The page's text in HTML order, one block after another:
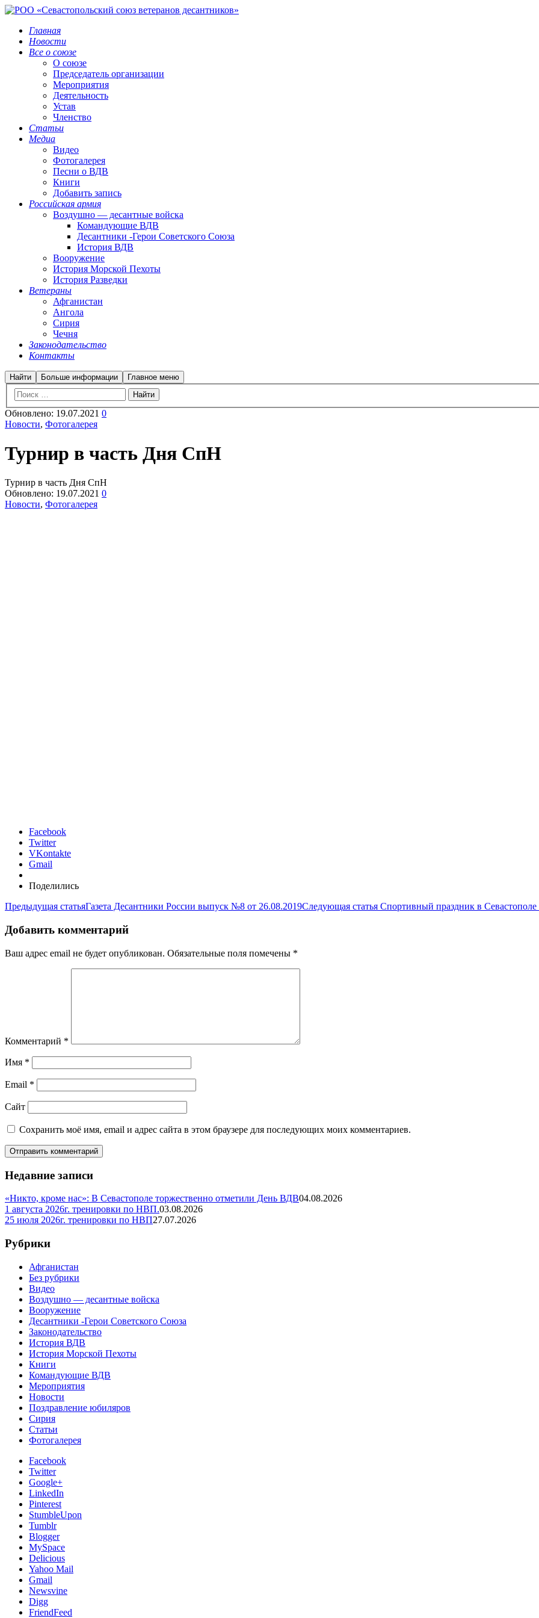
Главная
Новости
Все о союзе
О союзе
Председатель организации
Мероприятия
Деятельность
Устав
Членство
Статьи
Медиа
Видео
Фотогалерея
Песни о ВДВ
Книги
Добавить запись
Российская армия
Воздушно — десантные войска
Командующие ВДВ
Десантники -Герои Советского Союза
История ВДВ
Вооружение
История Морской Пехоты
История Разведки
Ветераны
Афганистан
Ангола
Сирия
Чечня
Законодательство
Контакты
Найти Больше информации Главное меню
Обновлено: 19.07.2021 0
Новости, Фотогалерея
Турнир в часть Дня СпН
Турнир в часть Дня СпН
Обновлено: 19.07.2021 0
Новости, Фотогалерея
Facebook
Twitter
VKontakte
Gmail
Поделились
Предыдущая статьяГазета Десантники России выпуск №8 от 26.08.2019Следующая статья Спортивный праздник в Севастополе
Добавить комментарий
Ваш адрес email не будет опубликован. Обязательные поля помечены *
Комментарий *
Имя *
Email *
Сайт
Сохранить моё имя, email и адрес сайта в этом браузере для последующих моих комментариев.
Недавние записи
«Никто, кроме нас»: В Севастополе торжественно отметили День ВДВ04.08.2026
1 августа 2026г. тренировки по НВП.03.08.2026
25 июля 2026г. тренировки по НВП27.07.2026
Рубрики
Афганистан
Без рубрики
Видео
Воздушно — десантные войска
Вооружение
Десантники -Герои Советского Союза
Законодательство
История ВДВ
История Морской Пехоты
Книги
Командующие ВДВ
Мероприятия
Новости
Поздравление юбиляров
Сирия
Статьи
Фотогалерея
Facebook
Twitter
Google+
LinkedIn
Pinterest
StumbleUpon
Tumblr
Blogger
MySpace
Delicious
Yahoo Mail
Gmail
Newsvine
Digg
FriendFeed